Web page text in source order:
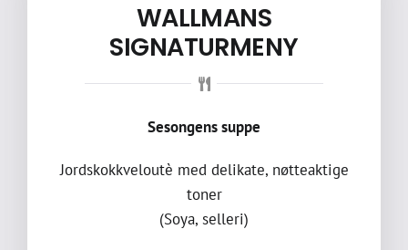
WALLMANS
SIGNATURMENY
Sesongens suppe
Jordskokkveloutè med delikate, nøtteaktige
toner
(Soya, selleri)